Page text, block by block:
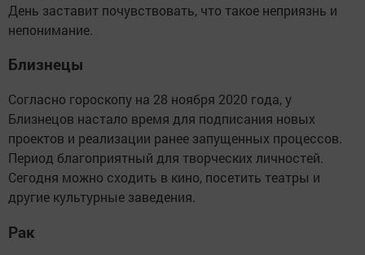
День заставит почувствовать, что такое неприязнь и
непонимание.
Близнецы
Согласно гороскопу на 28 ноября 2020 года, у
Близнецов настало время для подписания новых
проектов и реализации ранее запущенных процессов.
Период благоприятный для творческих личностей.
Сегодня можно сходить в кино, посетить театры и
другие культурные заведения.
Рак